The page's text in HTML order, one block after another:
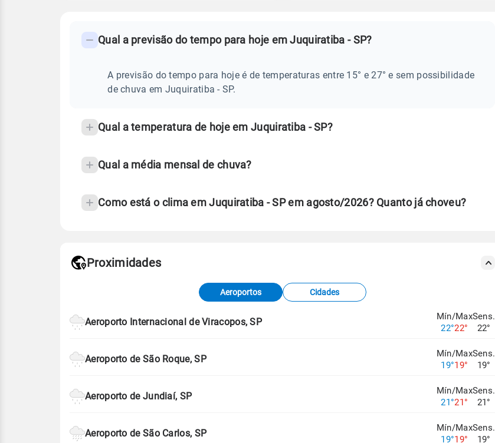
PREVISÃO
JUQUIRATIBA
frequentes
temperatura
Qual a previsão do tempo para hoje em Juquiratiba - SP?
A previsão do tempo para hoje é de temperaturas entre 15° e 27° e sem possibilidade
de chuva em Juquiratiba - SP.
Qual a temperatura de hoje em Juquiratiba - SP?
Qual a média mensal de chuva?
Como está o clima em Juquiratiba - SP em agosto/2026? Quanto já choveu?
de Tempo e Estudos Climáticos (CPTEC).
Proximidades
Aeroportos Cidades
Aeroporto Internacional de Viracopos, SP
Mín/Max
22°22°
Sens.
22°
Aeroporto de São Roque, SP
Mín/Max
19°19°
Sens.
19°
Aeroporto de Jundiaí, SP
Mín/Max
21°21°
Sens.
21°
Aeroporto de São Carlos, SP
Mín/Max
19°19°
Sens.
19°